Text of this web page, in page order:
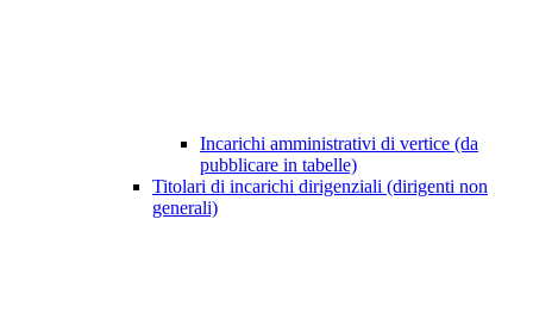
Incarichi amministrativi di vertice (da
pubblicare in tabelle)
Titolari di incarichi dirigenziali (dirigenti non
generali)